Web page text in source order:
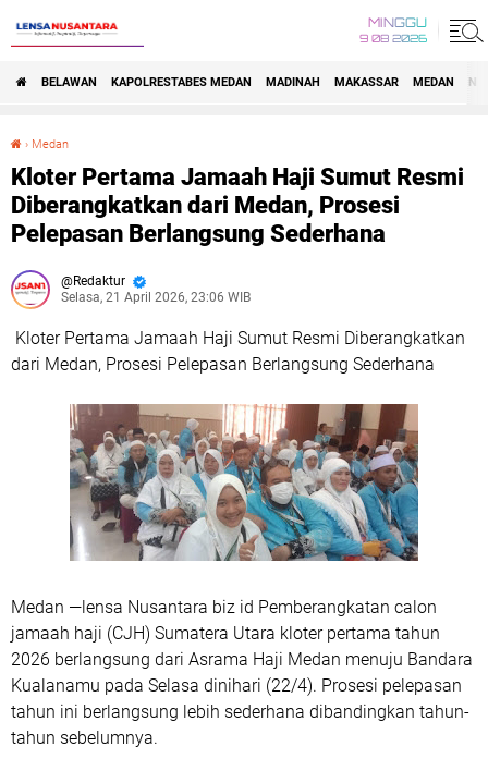
MINGGU
9 08 2026
BELAWAN KAPOLRESTABES MEDAN MADINAH MAKASSAR MEDAN
› Medan
Kloter Pertama Jamaah Haji Sumut Resmi
Diberangkatkan dari Medan, Prosesi
Pelepasan Berlangsung Sederhana
Redaktur
Selasa, 21 April 2026, 23:06 WIB
Kloter Pertama Jamaah Haji Sumut Resmi Diberangkatkan
dari Medan, Prosesi Pelepasan Berlangsung Sederhana
Medan —lensa Nusantara biz id Pemberangkatan calon
jamaah haji (CJH) Sumatera Utara kloter pertama tahun
2026 berlangsung dari Asrama Haji Medan menuju Bandara
Kualanamu pada Selasa dinihari (22/4). Prosesi pelepasan
tahun ini berlangsung lebih sederhana dibandingkan tahun-
tahun sebelumnya.